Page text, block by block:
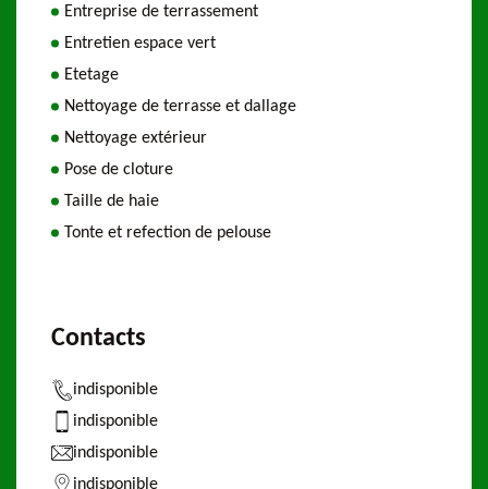
Entreprise de terrassement
Entretien espace vert
Etetage
Nettoyage de terrasse et dallage
Nettoyage extérieur
Pose de cloture
Taille de haie
Tonte et refection de pelouse
Contacts
indisponible
indisponible
indisponible
indisponible